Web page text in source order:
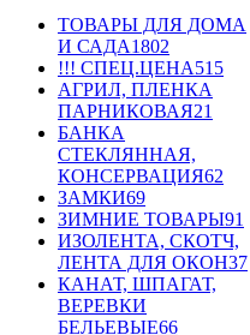
ТОВАРЫ ДЛЯ ДОМА
И САДА1802
!!! СПЕЦ.ЦЕНА515
АГРИЛ, ПЛЕНКА
ПАРНИКОВАЯ21
БАНКА
СТЕКЛЯННАЯ,
КОНСЕРВАЦИЯ62
ЗАМКИ69
ЗИМНИЕ ТОВАРЫ91
ИЗОЛЕНТА, СКОТЧ,
ЛЕНТА ДЛЯ ОКОН37
КАНАТ, ШПАГАТ,
ВЕРЕВКИ
БЕЛЬЕВЫЕ66